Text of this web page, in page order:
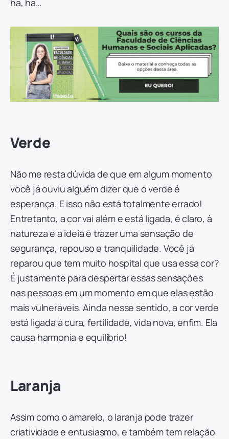
Verde
Não me resta dúvida de que em algum momento
você já ouviu alguém dizer que o verde é
esperança. E isso não está totalmente errado!
Entretanto, a cor vai além e está ligada, é claro, à
natureza e a ideia é trazer uma sensação de
segurança, repouso e tranquilidade. Você já
reparou que tem muito hospital que usa essa cor?
É justamente para despertar essas sensações
nas pessoas em um momento em que elas estão
mais vulneráveis. Ainda nesse sentido, a cor verde
está ligada à cura, fertilidade, vida nova, enfim. Ela
causa harmonia e equilíbrio!
Laranja
Assim como o amarelo, o laranja pode trazer
criatividade e entusiasmo, e também tem relação